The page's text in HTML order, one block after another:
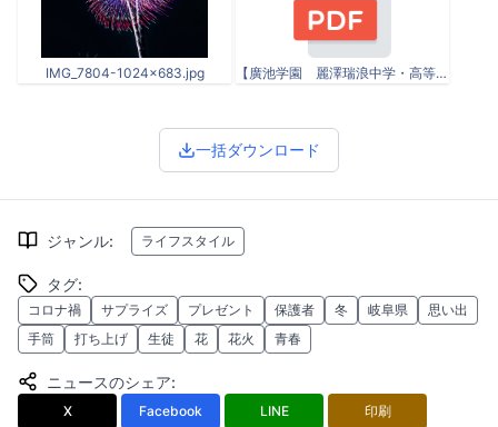
IMG_7804-1024x683.jpg 【廣池学園 麗澤瑞浪中学・高等学校】コロナ禍の生徒へ贈る「サプライズ花火大会」を実施.pdf
一括ダウンロード
ジャンル: ライフスタイル
タグ:
コロナ禍 サプライズ プレゼント 保護者 冬 岐阜県
思い出
手筒
打ち上げ 生徒 花 花火 青春
ニュースのシェア:
X Facebook LINE 印刷